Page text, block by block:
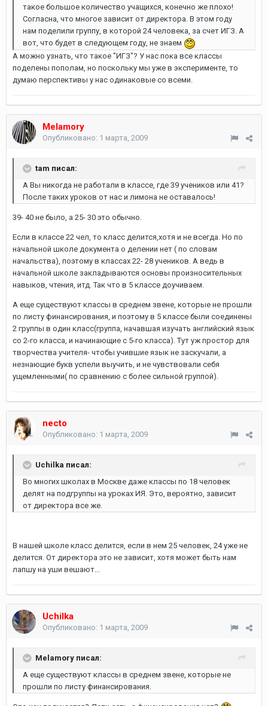
такое большое количество учащихся, конечно же плохо!
Согласна, что многое зависит от директора. В этом году
нам поделили группу, в которой 24 человека, за счет ИГЗ. А
вот, что будет в следующем году, не знаем
А можно узнать, что такое "ИГЗ"? У нас пока все классы
поделены пополам, но поскольку мы уже в эксперименте, то
думаю перспективы у нас одинаковые со всеми.
Melamory
Опубликовано: 1 марта, 2009
tam писал:
А Вы никогда не работали в классе, где 39 учеников или 41?
После таких уроков от нас и лимона не оставалось!
39- 40 не было, а 25- 30 это обычно.
Если в классе 22 чел, то класс делится,хотя и не всегда. Но по
начальной школе документа о делении нет ( по словам
начальства), поэтому в классах 22- 28 учеников. А ведь в
начальной школе закладываются основы произносительных
навыков, чтения, итд. Так что в 5 классе доучиваем.
А еще существуют классы в среднем звене, которые не прошли
по листу финансирования, и поэтому в 5 классе были соединены
2 группы в один класс(группа, начавшая изучать английский язык
со 2-го класса, и начинающие с 5-го класса). Тут уж простор для
творчества учителя- чтобы учившие язык не заскучали, а
незнающие букв успели выучить, и не чувствовали себя
ущемленными( по сравнению с более сильной группой).
necto
Опубликовано: 1 марта, 2009
Uchilka писал:
Во многих школах в Москве даже классы по 18 человек
делят на подгруппы на уроках ИЯ. Это, вероятно, зависит
от директора все же.
В нашей школе класс делится, если в нем 25 человек, 24 уже не
делится. От директора это не зависит, хотя может быть нам
лапшу на уши вешают...
Uchilka
Опубликовано: 1 марта, 2009
Melamory писал:
А еще существуют классы в среднем звене, которые не
прошли по листу финансирования.